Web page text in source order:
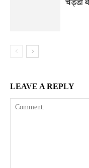
चड्डी
LEAVE A REPLY